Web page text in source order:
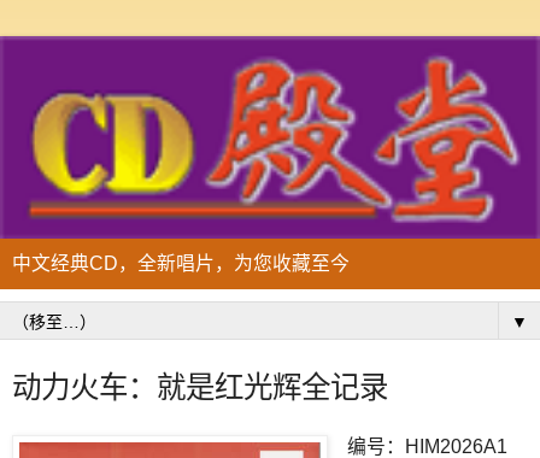
中文经典CD，全新唱片，为您收藏至今
▼
动力火车：就是红光辉全记录
编号：HIM2026A1